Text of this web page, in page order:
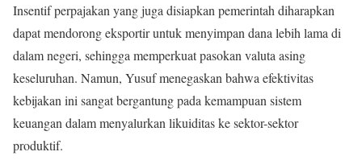
Insentif perpajakan yang juga disiapkan pemerintah diharapkan
dapat mendorong eksportir untuk menyimpan dana lebih lama di
dalam negeri, sehingga memperkuat pasokan valuta asing
keseluruhan. Namun, Yusuf menegaskan bahwa efektivitas
kebijakan ini sangat bergantung pada kemampuan sistem
keuangan dalam menyalurkan likuiditas ke sektor-sektor
produktif.